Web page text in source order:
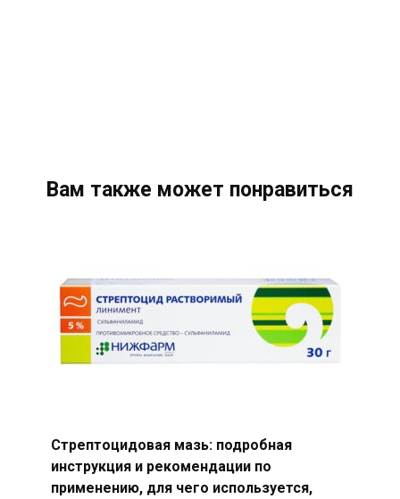
Вам также может понравиться
Стрептоцидовая мазь: подробная
инструкция и рекомендации по
применению, для чего используется,